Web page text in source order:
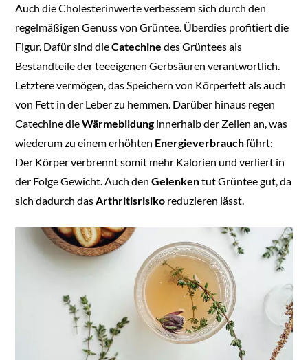
Auch die Cholesterinwerte verbessern sich durch den
regelmäßigen Genuss von Grüntee. Überdies profitiert die
Figur. Dafür sind dieCatechinedes Grüntees als
Bestandteile der teeeigenen Gerbsäuren verantwortlich.
Letztere vermögen, das Speichern von Körperfett als auch
von Fett in der Leber zu hemmen. Darüber hinaus regen
Catechine dieWärmebildunginnerhalb der Zellen an, was
wiederum zu einem erhöhten Energieverbrauchführt:
Der Körper verbrennt somit mehr Kalorien und verliert in
der Folge Gewicht. Auch denGelenkentut Grüntee gut, da
sich dadurch das Arthritisrisiko reduzieren lässt.